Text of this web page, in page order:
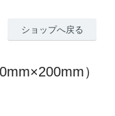
ショップへ戻る
）